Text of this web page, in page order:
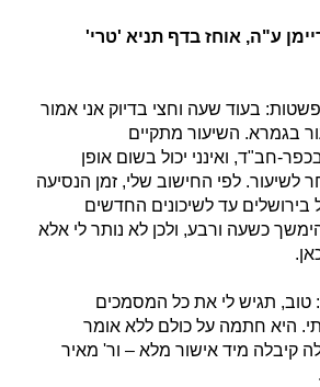
ע"ה, אוחז בדף תניא 'טרי'
בעוד שעה וחצי בדיוק אני אמור
בגמרא. השיעור מתקיים
חב"ד, ואינני יכול בשום אופן
לשיעור. לפי החישוב שלי, זמן הנסיעה
עד לשיכונים החדשים
כשעה ורבע, ולכן לא נותר לי אלא
תגיש לי את כל המסמכים
היא חתמה על כולם ללא אומר
קיבלה מיד אישור מלא – ור' מאיר